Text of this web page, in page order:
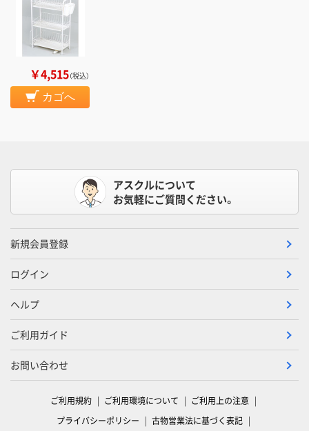
￥4,515（税込）
カゴへ
アスクルについて
お気軽にご質問ください。
新規会員登録
ログイン
ヘルプ
ご利用ガイド
お問い合わせ
ご利用規約 ご利用環境について
ご利用上の注意
プライバシーポリシー
古物営業法に基づく表記